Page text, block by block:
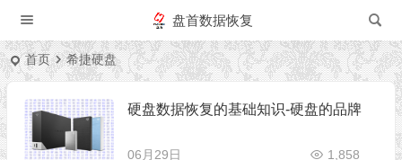
盘首数据恢复
首页 希捷硬盘
硬盘数据恢复的基础知识-硬盘的品牌
06月29日 1,858